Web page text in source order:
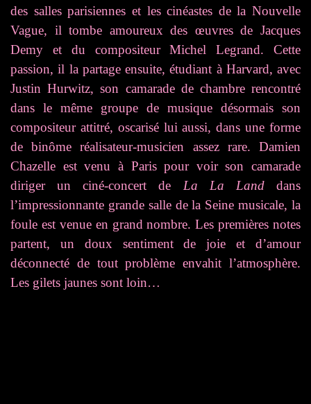
des salles parisiennes et les cinéastes de la Nouvelle
Vague, il tombe amoureux des œuvres de Jacques
Demy et du compositeur Michel Legrand. Cette
passion, il la partage ensuite, étudiant à Harvard, avec
Justin Hurwitz, son camarade de chambre rencontré
dans le même groupe de musique désormais son
compositeur attitré, oscarisé lui aussi, dans une forme
de binôme réalisateur-musicien assez rare. Damien
Chazelle est venu à Paris pour voir son camarade
diriger un ciné-concert de La La Landdans
l’impressionnante grande salle de la Seine musicale, la
foule est venue en grand nombre. Les premières notes
partent, un doux sentiment de joie et d’amour
déconnecté de tout problème envahit l’atmosphère.
Les gilets jaunes sont loin…